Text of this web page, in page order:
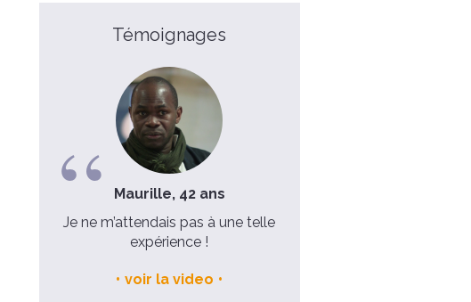
Témoignages
Maurille, 42 ans
Je ne m’attendais pas à une telle
expérience !
voir la video